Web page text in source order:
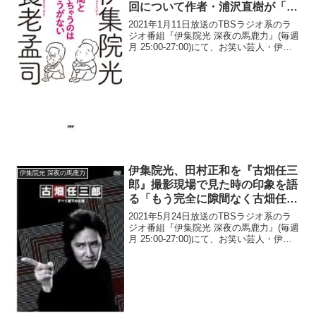
回について作者・浦沢直樹が「そ
うかもしれないけど、楽しんでた
じゃん」と開き直り発言をしてい
たと明かす
2021年1月11日放送のTBSラジオ系のラ
ジオ番組『伊集院光 深夜の馬鹿力』(毎週
月 25:00-27:00)にて、お笑い芸人・伊集
伊集院光 深夜の馬鹿力
伊集院光、田村正和を『古畑任三
郎』撮影現場で見た時の印象を語
る「もう完全に隙間なく古畑任三
郎であり、田村正和のまま入って
きて」
2021年5月24日放送のTBSラジオ系のラ
ジオ番組『伊集院光 深夜の馬鹿力』(毎週
月 25:00-27:00)にて、お笑い芸人・伊集